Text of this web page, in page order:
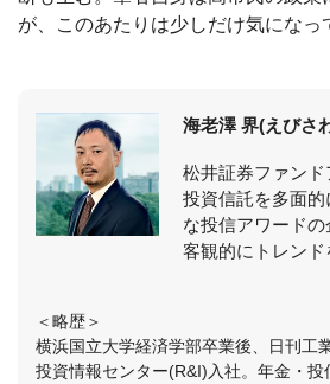
が、このあたりは少しだけ気になっ
海老澤 界(えびさ
松井証券ファンド
投資信託を多面
な投信アワード
客観的にトレンド
＜略歴＞
横浜国立大学経済学部卒業後、日刊工
投資情報センター(R&I)入社。年金・投